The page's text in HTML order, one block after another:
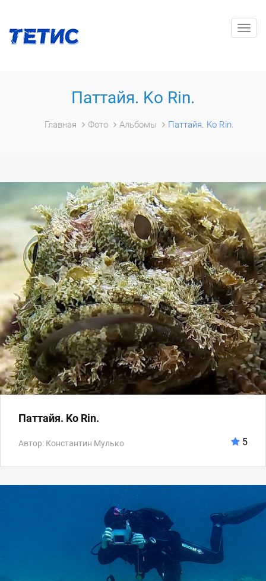
Паттайя. Ko Rin.
Главная Фото Альбомы Паттайя. Ko Rin.
Паттайя. Ko Rin.
Автор: Константин Мулько 5